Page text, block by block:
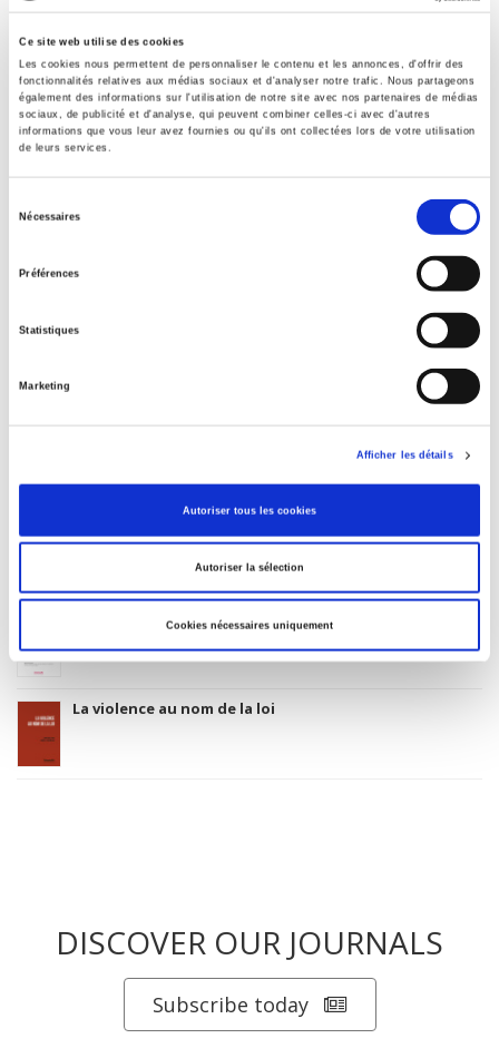
Ce site web utilise des cookies
Les cookies nous permettent de personnaliser le contenu et les annonces, d'offrir des
fonctionnalités relatives aux médias sociaux et d'analyser notre trafic. Nous partageons
également des informations sur l'utilisation de notre site avec nos partenaires de médias
sociaux, de publicité et d'analyse, qui peuvent combiner celles-ci avec d'autres
informations que vous leur avez fournies ou qu'ils ont collectées lors de votre utilisation
de leurs services.
Nécessaires
Préférences
Statistiques
Marketing
Afficher les détails
Autoriser tous les cookies
Autoriser la sélection
Cookies nécessaires uniquement
Presses de Sciences Po
Title First Published
22 April 2014
Subject Scheme Identifier Code
Journal Issue
Includes
Related
2026
Revue française de science politique 76-1, janvier-mars
La violence au nom de la loi
DISCOVER OUR JOURNALS
Subscribe today